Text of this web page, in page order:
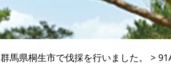
群馬県桐生市で伐採を行いました。 >